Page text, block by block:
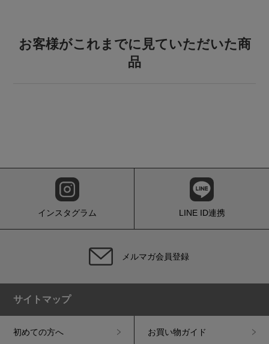
お客様がこれまでに見ていただいた商
品
インスタグラム LINE ID連携
メルマガ会員登録
サイトマップ
初めての方へ お買い物ガイド